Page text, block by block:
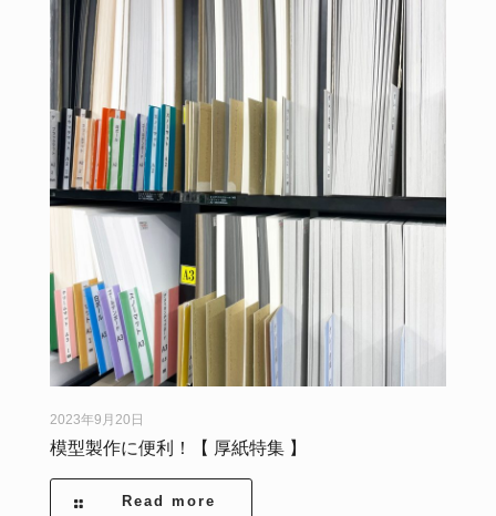
2023年9月20日
模型製作に便利！【 厚紙特集 】
Read more